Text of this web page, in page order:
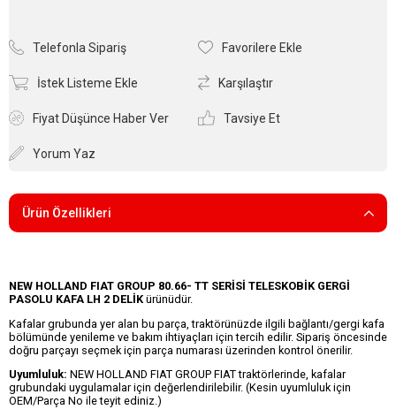
Telefonla Sipariş Favorilere Ekle
İstek Listeme Ekle Karşılaştır
Fiyat Düşünce Haber Ver Tavsiye Et
Yorum Yaz
Ürün Özellikleri
NEW HOLLAND FIAT GROUP 80.66- TT SERİSİ TELESKOBİK GERGİ
PASOLU KAFA LH 2 DELİK ürünüdür.
Kafalar grubunda yer alan bu parça, traktörünüzde ilgili bağlantı/gergi kafa
bölümünde yenileme ve bakım ihtiyaçları için tercih edilir. Sipariş öncesinde
doğru parçayı seçmek için parça numarası üzerinden kontrol önerilir.
Uyumluluk: NEW HOLLAND FIAT GROUP FIAT traktörlerinde, kafalar
grubundaki uygulamalar için değerlendirilebilir. (Kesin uyumluluk için
OEM/Parça No ile teyit ediniz.)